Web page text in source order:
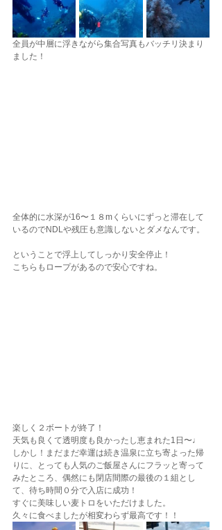
全員が中層に浮きながら集合写真もバッチリ決まり
ました！
全体的に水深が16〜１８mくらいにずっと滞在して
いるのでNDLや残圧も意識しないとダメなんです。
ということで浮上してしっかり安全停止！
こちらもロープがあるので安心ですね。
楽しく２ボートが終了！
天気も良くて透明度も良かったし恵まれた1日〜♩
しかし！まだまだ幸運は続き温泉に立ち寄よった帰
りに、とっても人気のご飯屋さんにフラッと寄って
みたところ、偶然にも閉店間際の最後の１組とし
て、待ち時間０分で入店に成功！
すぐに美味しい麦トロをいただけました。
久々に食べましたが相変わらず最高です！！